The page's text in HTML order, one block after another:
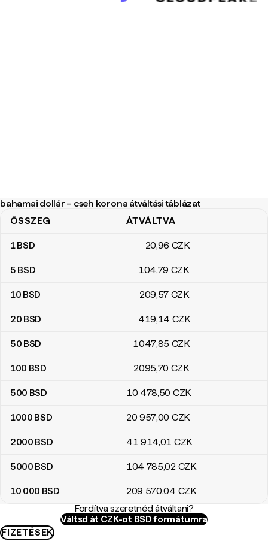
bahamai dollár – cseh korona átváltási táblázat
bahamai dollár – cseh korona átváltási táblázat
ÖSSZEG ÁTVÁLTVA
1BSD 20,96 CZK
5 BSD 104,79 CZK
10 BSD 209,57 CZK
20 BSD 419,14 CZK
50 BSD 1047,85 CZK
100 BSD 2095,70 CZK
500 BSD 10 478,50 CZK
1000 BSD 20 957,00 CZK
2000 BSD 41 914,01 CZK
5000 BSD 104 785,02 CZK
10 000 BSD 209 570,04 CZK
Fordítva szeretnéd átváltani?
Váltsd át CZK-ot BSD formátumra
FIZETÉSEK